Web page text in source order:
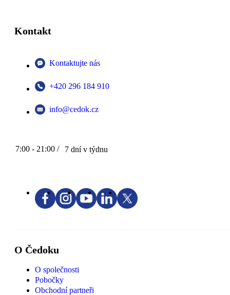
Kontakt
Kontaktujte nás
+420 296 184 910
info@cedok.cz
7:00 - 21:00 / 7 dní v týdnu
O Čedoku
O společnosti
Pobočky
Obchodní partneři